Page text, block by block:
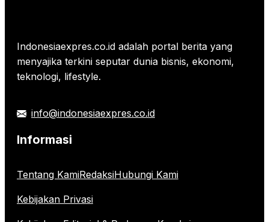
Indonesiaexpres.co.id adalah portal berita yang
menyajika terkini seputar dunia bisnis, ekonomi,
teknologi, lifestyle.
info@indonesiaexpres.co.id
Informasi
Tentang KamiRedaksiHubungi Kami
Kebijakan Privasi